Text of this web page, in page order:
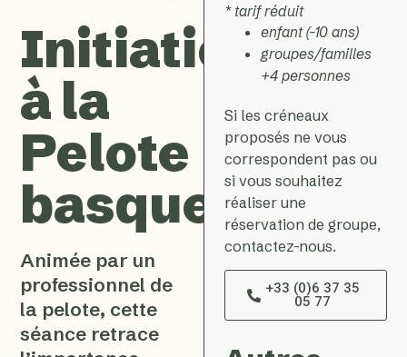
Initiation
à la
Pelote
basque
Animée par un
professionnel de
la pelote, cette
séance retrace
* tarif réduit
enfant (-10 ans)
groupes/familles
+4 personnes
Si les créneaux
proposés ne vous
correspondent pas ou
si vous souhaitez
réaliser une
réservation de groupe,
contactez-nous.
+33 (0)6 37 35
05 77